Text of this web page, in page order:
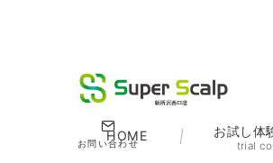
お問い合わせ
HOME お試し体
trial